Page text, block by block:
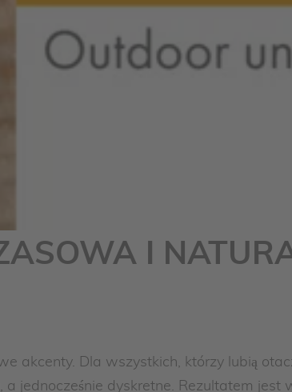
I
akcenty. Dla wszystkich, którzy lubią
a jednocześnie dyskretne. Rezultatem